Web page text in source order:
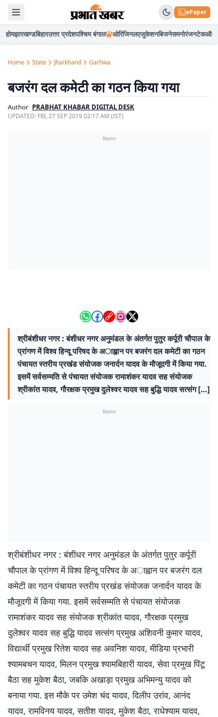
ePaper
होमझारखण्डबिहारउत्तर प्रदेशपश्चिम बंगाल ओरिजिनलएजुकेशनबिजनेसमनोरंजनटेकऑटो
Home State Jharkhand Garhwa
बजरंग दल कमेटी का गठन किया गया
Author PRABHAT KHABAR DIGITAL DESK
UPDATED: FRI, 27 SEP 2019 02:17 AM (IST)
विज्ञापन
श्रीबंशीधर नगर : बंशीधर नगर अनुमंडल के अंतर्गत पुतुर कर्पूरी चौपाल के
प्रांगण में विश्व हिन्दू परिषद के अाह्वान पर बजरंग दल कमेटी का गठन
पंचायत स्तरीय प्रखंड संयोजक जनार्दन यादव के मौजूदगी में किया गया.
इसमें सर्वसम्मति से पंचायत संयोजक रामाशंकर यादव सह संयोजक
श्रीकांत यादव, गौरक्षक प्रमुख दुलेश्वर यादव सह बुद्धि यादव सत्संग […]
विज्ञापन
श्रीबंशीधर नगर : बंशीधर नगर अनुमंडल के अंतर्गत पुतुर कर्पूरी
चौपाल के प्रांगण में विश्व हिन्दू परिषद के अाह्वान पर बजरंग दल
कमेटी का गठन पंचायत स्तरीय प्रखंड संयोजक जनार्दन यादव के
मौजूदगी में किया गया. इसमें सर्वसम्मति से पंचायत संयोजक
रामाशंकर यादव सह संयोजक श्रीकांत यादव, गौरक्षक प्रमुख
दुलेश्वर यादव सह बुद्धि यादव सत्संग प्रमुख अशिवनी कुमार यादव,
विद्यार्थी प्रमुख रितेश यादव सह अवनिश यादव, मीडिया प्रभारी
श्यामबचन यादव, मिलन प्रमुख श्यामबिहारी यादव, सेवा प्रमुख पिंटू
बैठा सह मुकेश बैठा, जबकि अखाड़ा प्रमुख अभिमन्यु यादव को
बनाया गया. इस मौके पर उमेश चंद यादव, दिलीप उरांव, आनंद
यादव, रामविनय यादव, सतीश यादव, मुकेश बैठा, राधेश्याम यादव,